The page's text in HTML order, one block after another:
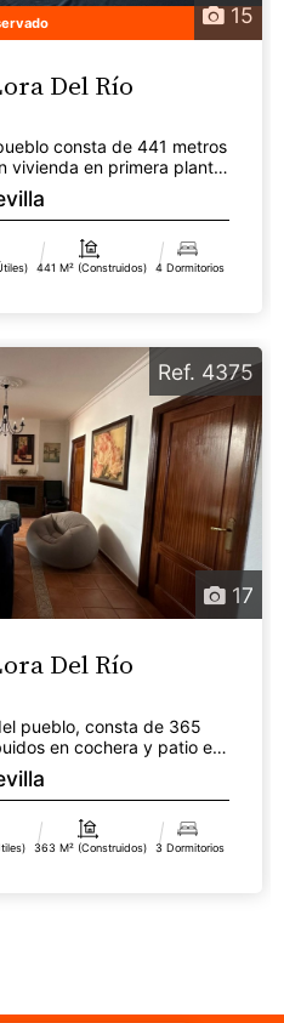
15
Del Río
consta de 441 metros
vivienda en primera planta
c...
441 M² (construidos) 4 Dormitorios
17
Ref. 4375
Del Río
pueblo, consta de 365
en cochera y patio en
363 M² (construidos) 3 Dormitorios